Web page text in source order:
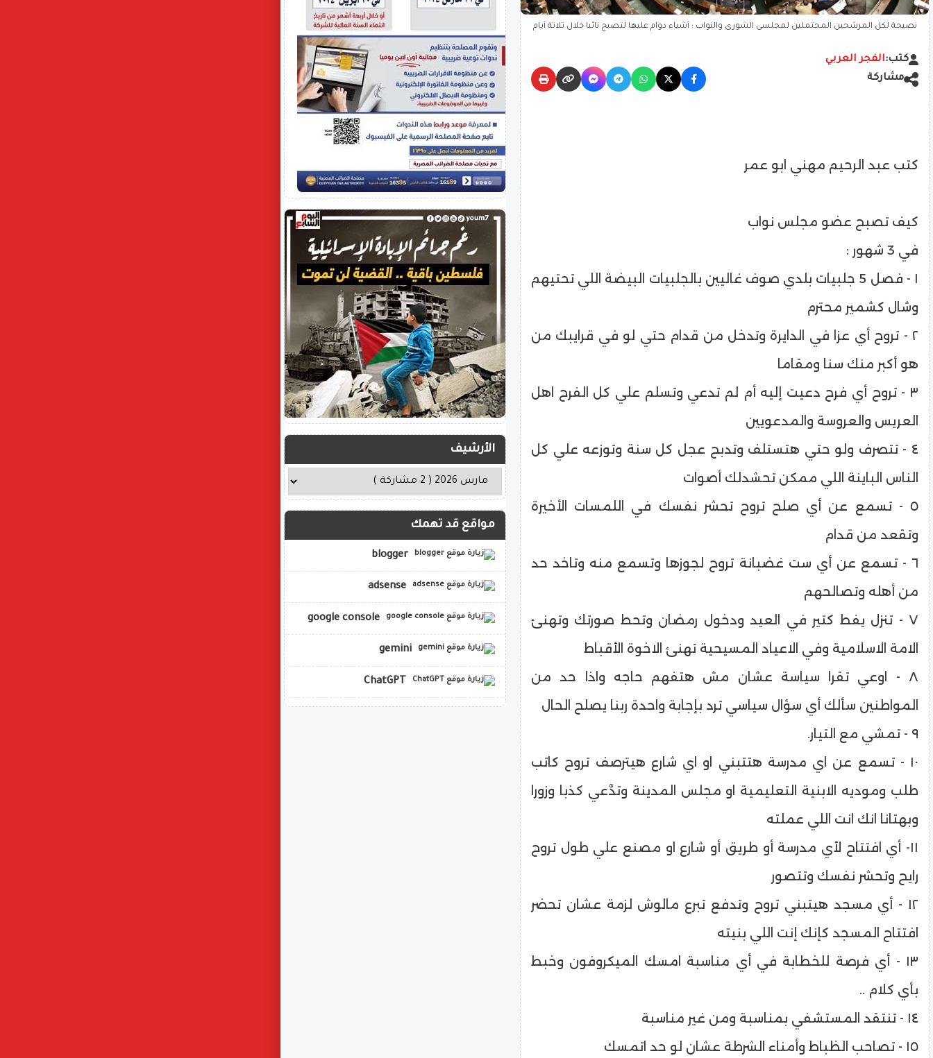
نصيحة لكل المرشحين المحتملين لمجلسى الشورى والنواب : أشياء دوام عليها لتصبح نائبا خلال ثلاثة أيام
كتب:الفجر العربي
مشاركة
كتب عبد الرحيم مهني ابو عمر
كيف تصبح عضو مجلس نواب
في 3 شهور :
١ - فصل 5 جلبيات بلدي صوف غاليين بالجلبيات البيضة اللي تحتيهم
وشال كشمير محترم
٢ - تروح أي عزا في الدايرة وتدخل من قدام حتي لو في قرايبك من
هو أكبر منك سنا ومقاما
٣ - تروح أي فرح دعيت إليه أم لم تدعي وتسلم علي كل الفرح اهل
العريس والعروسة والمدعويين
٤ - تتصرف ولو حتي هتستلف وتدبح عجل كل سنة وتوزعه علي كل
الناس الباينة اللي ممكن تحشدلك أصوات
٥ - تسمع عن أي صلح تروح تحشر نفسك في اللمسات الأخيرة
وتقعد من قدام
٦ - تسمع عن أي ست غضبانة تروح لجوزها وتسمع منه وتاخد حد
من أهله وتصالحهم
٧ - تنزل يفط كتير في العيد ودخول رمضان وتحط صورتك وتهنئ
الامة الاسلامية وفي الاعياد المسيحية تهنئ الاخوة الأقباط
٨ - اوعي تقرا سياسة عشان مش هتفهم حاجه واذا حد من
المواطنين سألك أي سؤال سياسي ترد بإجابة واحدة ربنا يصلح الحال
٩ - تمشي مع التيار.
١٠ - تسمع عن اي مدرسة هتتبني او اي شارع هيترصف تروح كاتب
طلب وموديه الابنية التعليمية او مجلس المدينة وتدَّعي كذبا وزورا
وبهتانا انك انت اللي عملته
١١- أي افتتاح لأي مدرسة أو طريق أو شارع او مصنع علي طول تروح
رايح وتحشر نفسك وتتصور
١٢ - أي مسجد هيتبني تروح وتدفع تبرع مالوش لزمة عشان تحضر
افتتاح المسجد كإنك إنت اللي بنيته
١٣ - أي فرصة للخطابة في أي مناسبة امسك الميكروفون وخبط
بأي كلام ..
١٤ - تنتقد المستشفي بمناسبة ومن غير مناسبة
١٥ - تصاحب الظباط وأمناء الشرطة عشان لو حد اتمسك
الأرشيف
مواقع قد تهمك
blogger